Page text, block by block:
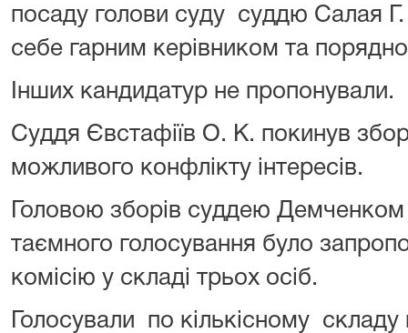
посаду голови суду суддю Салая
себе гарним керівником та
Інших кандидатур не пропонували.
Суддя Євстафіїв О. К. покинув
можливого конфлікту інтересів.
Головою зборів суддею
таємного голосування було
комісію у складі трьох осіб.
Голосували по кількісному складу